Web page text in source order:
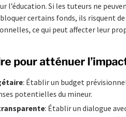
l’éducation. Si les tuteurs ne
certains fonds, ils risquent
ce qui peut affecter leur
pour atténuer
: Établir un budget
potentielles du mineur.
: Établir un dialogue